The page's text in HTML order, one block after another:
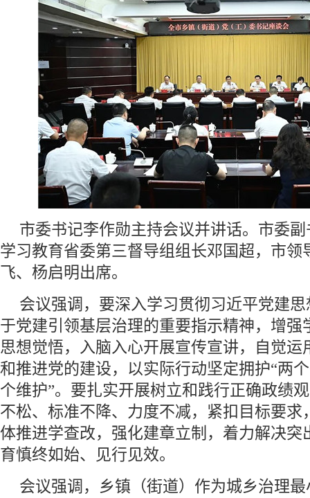
市委书记李作勋主持会议并讲话。市委
学习教育省委第三督导组组长邓国超，市领
飞、杨启明出席。
会议强调，要深入学习贯彻习近平党建
于党建引领基层治理的重要指示精神，增强
思想觉悟，入脑入心开展宣传宣讲，自觉运
和推进党的建设，以实际行动坚定拥护“两
个维护”。要扎实开展树立和践行正确政绩
不松、标准不降、力度不减，紧扣目标要求
体推进学查改，强化建章立制，着力解决突
育慎终如始、见行见效。
会议强调，乡镇（街道）作为城乡治理